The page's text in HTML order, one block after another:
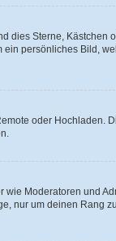
dies Sterne, Kästchen
persönliches Bild,
oder Hochladen.
Moderatoren und
nur um deinen Rang